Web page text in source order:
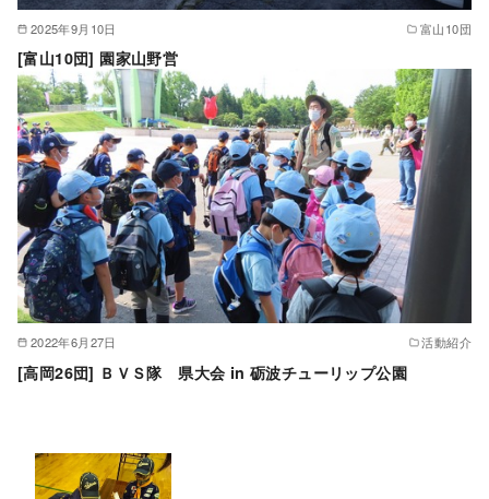
2025年9月10日 富山10団
[富山10団] 園家山野営
2022年6月27日 活動紹介
[高岡26団] ＢＶＳ隊 県大会 in 砺波チューリップ公園